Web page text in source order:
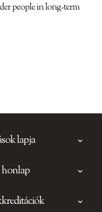
people in long-term
lapja
honlap